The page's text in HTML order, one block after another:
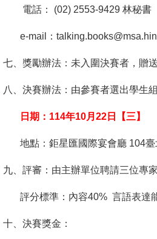
電話： (02) 2553-9429 林秘書
e-mail：
七、獎勵辦法：未入圍決賽者，贈
八、決賽辦法：由參賽者選出學生
日期：114年10月22日【三】
地點：鉅星匯國際宴會廳 104臺
九、評審：由主辦單位聘請三位專家
評分標準：內容40% 言語表達
十、決賽獎金：